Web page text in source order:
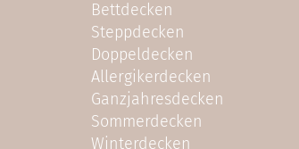
Bettdecken
Steppdecken
Doppeldecken
Allergikerdecken
Ganzjahresdecken
Sommerdecken
Winterdecken